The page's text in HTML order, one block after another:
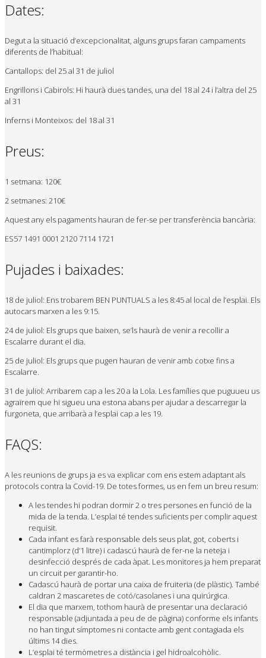
Dates:
Degut a la situació d’excepcionalitat, alguns grups faran campaments
diferents de l’habitual:
Cantallops: del 25 al 31 de juliol
Engrillons i Cabirols: Hi haurà dues tandes, una del 18 al 24 i l’altra del 25
al 31
Inferns i Monteixos: del 18 al 31
Preus:
1 setmana: 120€
2 setmanes: 210€
Aquest any els pagaments hauran de fer-se per transferència bancària:
ES57 1491 0001 2120 7114 1721
Pujades i baixades:
18 de juliol: Ens trobarem BEN PUNTUALS a les 8:45 al local de l’esplai. Els
autocars marxen a les 9:15.
24 de juliol: Els grups que baixen, se’ls haurà de venir a recollir a
Escalarre durant el dia.
25 de juliol: Els grups que pugen hauran de venir amb cotxe fins a
Escalarre.
31 de juliol: Arribarem cap a les 20 a la Lola. Les famílies que puguueu us
agraïrem que hi sigueu una estona abans per ajudar a descarregar la
furgoneta, que arribarà a l’esplai cap a les 19.
FAQS:
A les reunions de grups ja es va explicar com ens estem adaptant als
protocols contra la Covid-19. De totes formes, us en fem un breu resum:
A les tendes hi podran dormir 2 o tres persones en funció de la
mida de la tenda. L’esplai té tendes suficients per complir aquest
requisit.
Cada infant es farà responsable dels seus plat, got, coberts i
cantimplorz (d’1 litre) i cadascú haurà de fer-ne la neteja i
desinfecció després de cada àpat. Les monitores ja hem preparat
un circuit per garantir-ho.
Cadascú haurà de portar una caixa de fruiteria (de plàstic). També
caldran 2 mascaretes de cotó/casolanes i una quirúrgica.
El dia que marxem, tothom haurà de presentar una declaració
responsable (adjuntada a peu de de pàgina) conforme els infants
no han tingut símptomes ni contacte amb gent contagiada els
últims 14 dies.
L’esplai té termòmetres a distància i gel hidroalcohòlic.